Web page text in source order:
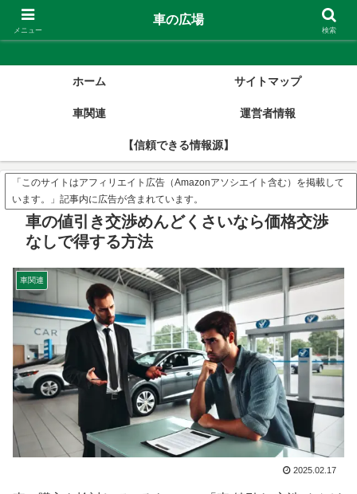
車の広場
ホーム サイトマップ
車関連 運営者情報
【信頼できる情報源】
「このサイトはアフィリエイト広告（Amazonアソシエイト含む）を掲載して
います。」記事内に広告が含まれています。
車の値引き交渉めんどくさいなら価格交渉
なしで得する方法
車関連
2025.02.17
メニュー
車の広場
検索